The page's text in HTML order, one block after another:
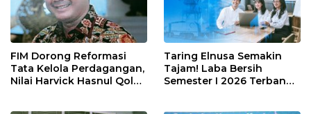
FIM Dorong Reformasi
Tata Kelola Perdagangan,
Nilai Harvick Hasnul Qolbi
Taring Elnusa Semakin
Tajam! Laba Bersih
Semester I 2026 Terbang